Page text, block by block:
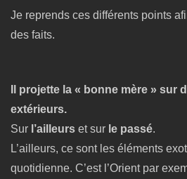
Je reprends ces différents points
des faits.
Il projette la « bonne mère » sur
extérieurs.
Sur l’ailleurs et sur le passé.
L’ailleurs, ce sont les éléments
quotidienne. C’est l’Orient par